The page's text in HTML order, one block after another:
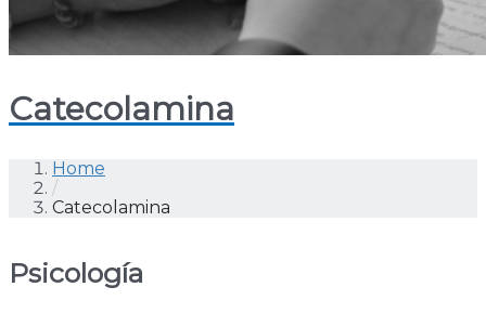
Catecolamina
Home
/
Catecolamina
Psicología